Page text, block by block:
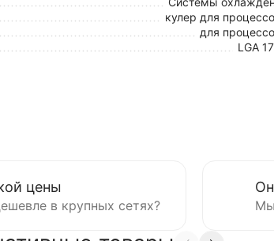
кулер для
для
LGA
цены
в крупных сетях? Мы